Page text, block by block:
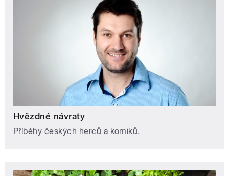
Hvězdné návraty
Příběhy českých herců a komiků.